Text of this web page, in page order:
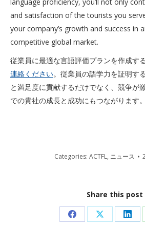
and satisfaction of the tourists you
your company’s growth and success in
competitive global market.
従業員に最適な言語評価プランを作成する
連絡ください。従業員の語学力を証明す
と満足度に貢献するだけでなく、競争が
での貴社の成長と成功にもつながります。
Categories: ACTFL, ニュース
Share this post
Share Share